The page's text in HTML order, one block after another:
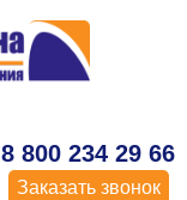
8 800 234 29 66
Заказать звонок